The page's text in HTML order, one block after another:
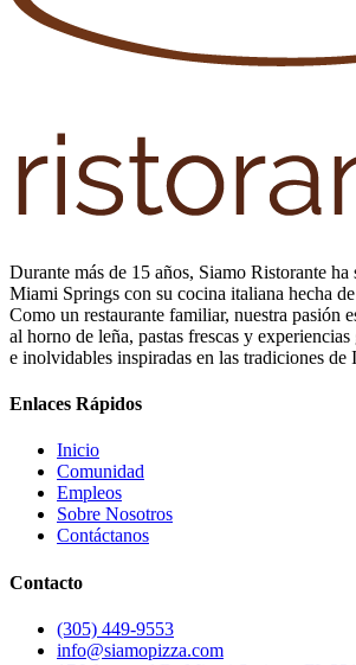
Durante más de 15 años, Siamo Ristorante
Miami Springs con su cocina italiana hecha
Como un restaurante familiar, nuestra pasión
al horno de leña, pastas frescas y
e inolvidables inspiradas en las tradiciones de
Enlaces Rápidos
Inicio
Comunidad
Empleos
Sobre Nosotros
Contáctanos
Contacto
(305) 449-9553
info@siamopizza.com